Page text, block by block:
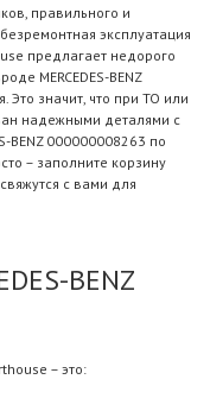
правильного и
эксплуатация
предлагает недорого
MERCEDES-BENZ
Это значит, что при ТО или
надежными деталями с
BENZ 000000008263 по
– заполните корзину
с вами для
BENZ
– это: